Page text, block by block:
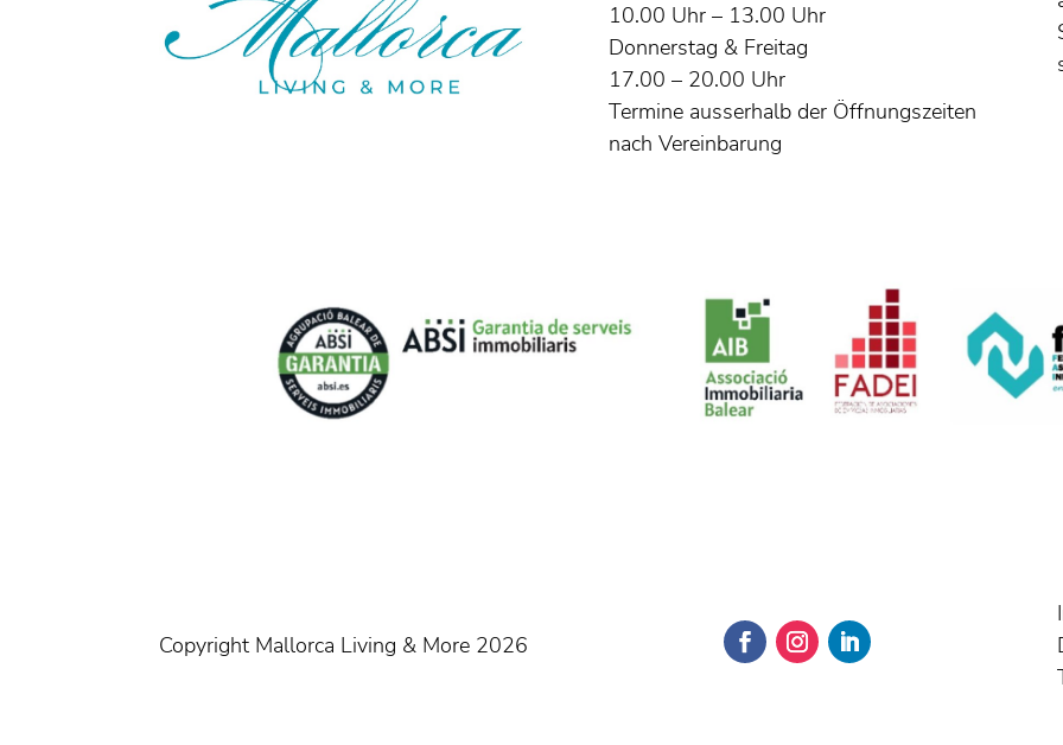
10.00 Uhr – 13.00 Uhr
Donnerstag & Freitag
17.00 – 20.00 Uhr
Termine ausserhalb der Öffnungszeiten
nach Vereinbarung
Copyright Mallorca Living & More 2026